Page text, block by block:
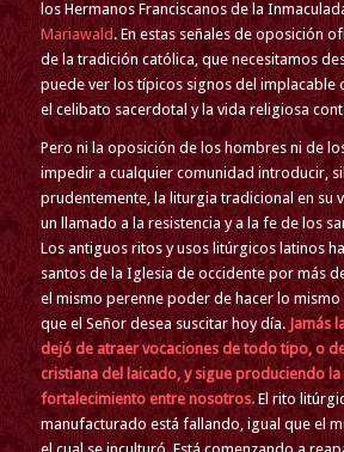
los Hermanos Franciscanos de la
Mariawald . En estas señales de oposición
de la tradición católica, que necesitamos
puede ver los típicos signos del implacable
el celibato sacerdotal y la vida religiosa
Pero ni la oposición de los hombres ni de
impedir a cualquier comunidad introducir,
prudentemente, la liturgia tradicional en su
un llamado a la resistencia y a la fe de los
Los antiguos ritos y usos litúrgicos latinos
santos de la Iglesia de occidente por más
el mismo perenne poder de hacer lo
que el Señor desea suscitar hoy día. Jamás
dejó de atraer vocaciones de todo tipo, o
cristiana del laicado, y sigue produciendo
fortalecimiento entre nosotros.El rito
manufacturado está fallando, igual que el